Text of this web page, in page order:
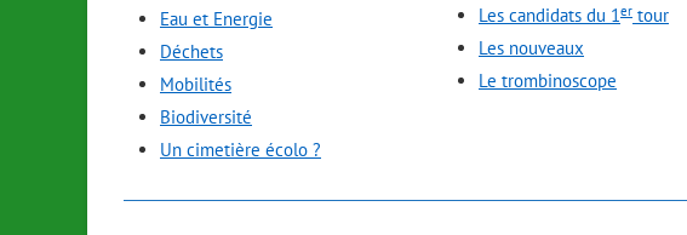
Eau et Energie
Déchets
Mobilités
Biodiversité
Un cimetière écolo ?
Les candidats du 1er tour
Les nouveaux
Le trombinoscope